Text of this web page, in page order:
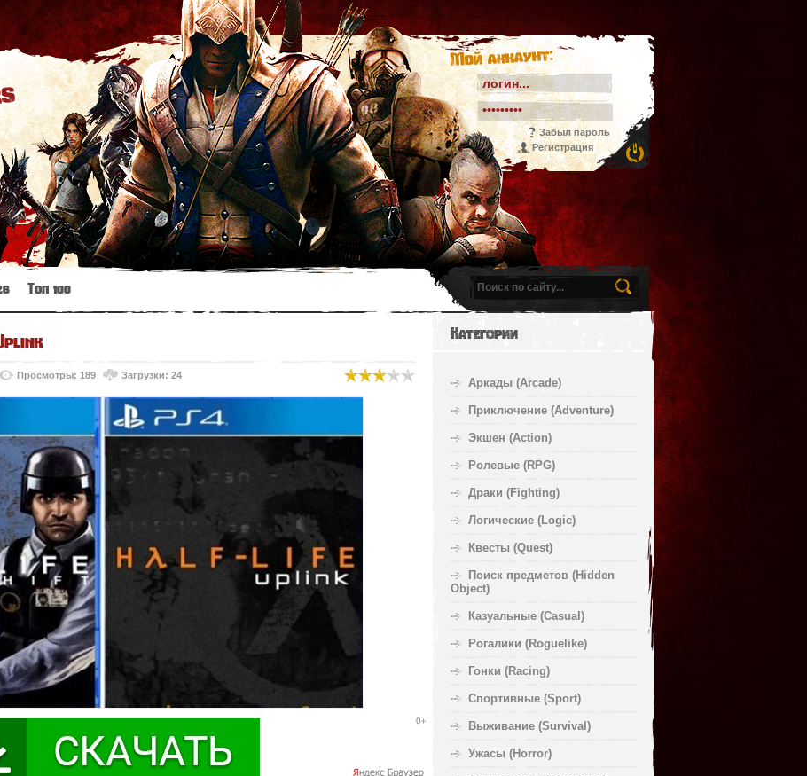
Мой аккаунт:
Забыл пароль
Регистрация
Топ 100
Просмотры: 189 Загрузки: 24
Категории
Аркады (Arcade)
Приключение (Adventure)
Экшен (Action)
Ролевые (RPG)
Драки (Fighting)
Логические (Logic)
Квесты (Quest)
Поиск предметов (Hidden
Object)
Казуальные (Casual)
Рогалики (Roguelike)
Гонки (Racing)
Спортивные (Sport)
Выживание (Survival)
Ужасы (Horror)